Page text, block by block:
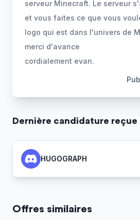
serveur Minecraft. Le serveur
et vous faites ce que vous
logo qui est dans l'univers de
merci d'avance
cordialement evan.
Dernière candidature reçue
HUGOGRAPH
Offres similaires